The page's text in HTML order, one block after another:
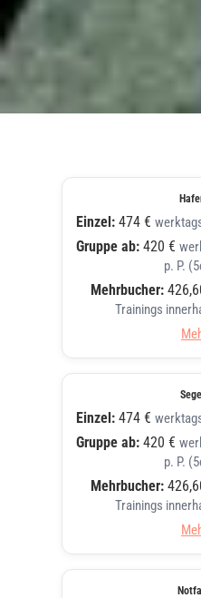
Einzel: 474 €
Gruppe ab: 420 €
p. P.
Mehrbucher:
Trainings
Einzel: 474 €
Gruppe ab: 420 €
p. P.
Mehrbucher:
Trainings